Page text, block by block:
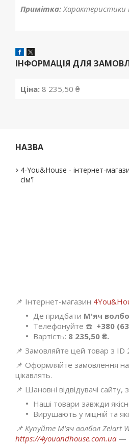
Примітка: Характеристики
ІНФОРМАЦІЯ ДЛЯ
Ціна: 8 235,50 ₴
НАЗВА
4-You&House - інтернет-
сім'ї
📌 Інтернет-магазин
Де придбати М'яч
Телефонуйте ☎️ +380
Вартість: 8 235,50 ₴.
📌 Замовляйте цей товар з ID
📌 Оформляйте замовлення
цікавлять.
📌 Шановні відвідувачі сайту,
Наші товари завжди
Вирушають у міцній та
📌 Купуйте М'яч волбол Zelart
https://4youandhouse.com.ua —